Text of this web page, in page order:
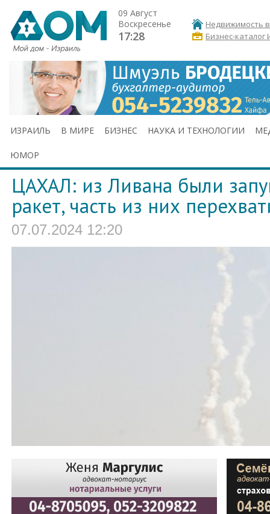
09 Август
Воскресенье
17:28
Недвижимость
Бизнес-каталог
ИЗРАИЛЬ В МИРЕ БИЗНЕС НАУКА И ТЕХНОЛОГИИ
ЮМОР
ЦАХАЛ: из Ливана были
ракет, часть из них
07.07.2024 12:20